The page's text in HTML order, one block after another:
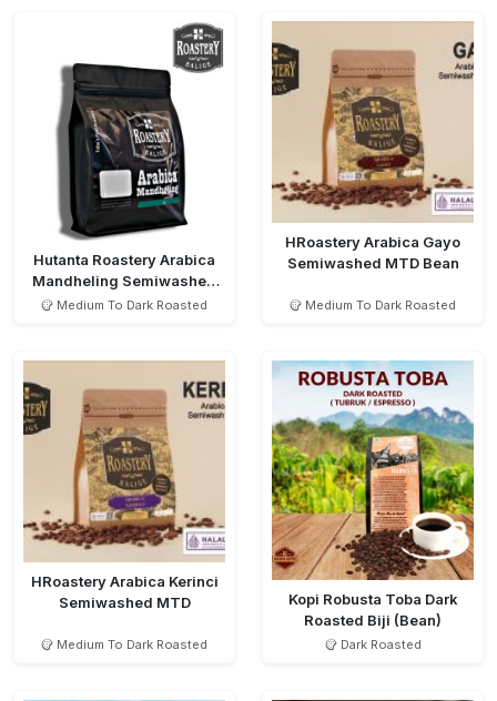
Hutanta Roastery Arabica
Mandheling Semiwashed
MTD
Medium To Dark Roasted
HRoastery Arabica Gayo
Semiwashed MTD Bean
Medium To Dark Roasted
HRoastery Arabica Kerinci
Semiwashed MTD
Medium To Dark Roasted
Kopi Robusta Toba Dark
Roasted Biji (Bean)
Dark Roasted